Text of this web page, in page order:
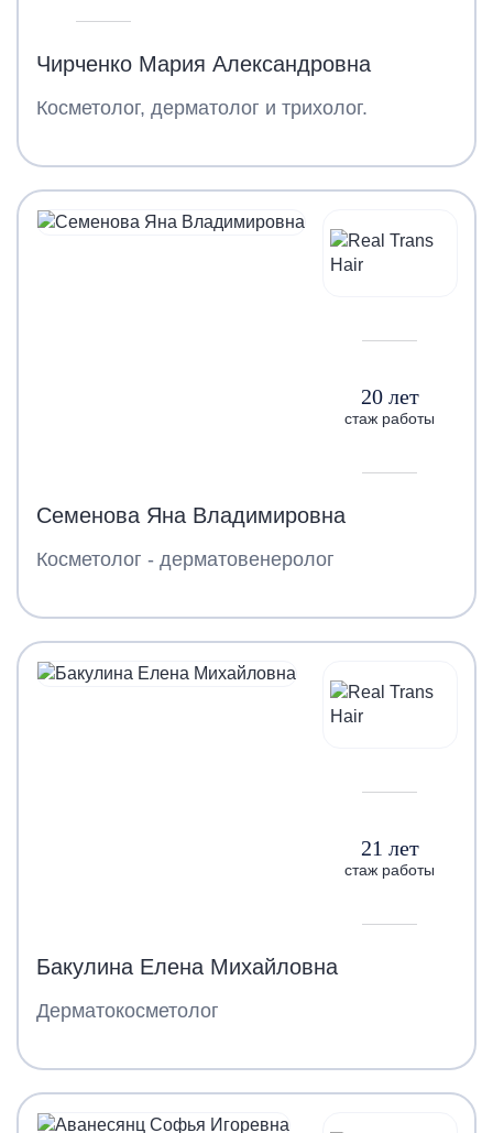
Чирченко Мария Александровна
Косметолог, дерматолог и трихолог.
20 лет
стаж работы
Семенова Яна Владимировна
Косметолог - дерматовенеролог
21 лет
стаж работы
Бакулина Елена Михайловна
Дерматокосметолог